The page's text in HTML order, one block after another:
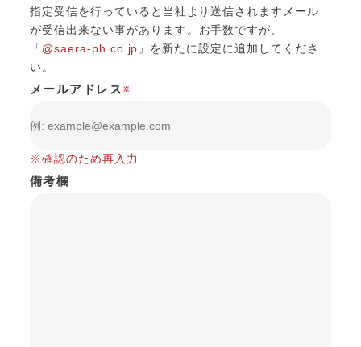
指定受信を行っていると当社より送信されますメール
が受信出来ない事があります。 お手数ですが、
「 @saera-ph.co.jp 」を新たに設定に追加してくださ
い。
メールアドレス ※
※確認のため再入力
備考欄